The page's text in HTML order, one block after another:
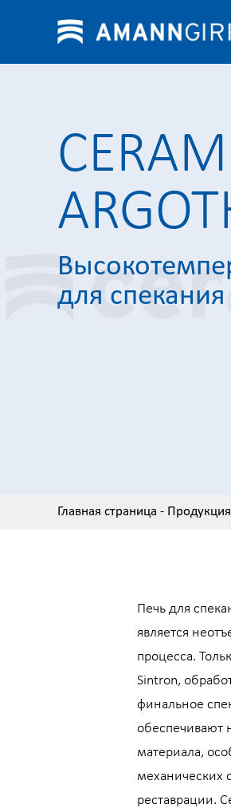
для
Главная страница - Продукция
Печь для
является
процесса.
Sintron,
финальное
обеспечивают
материала,
механических
реставрации.